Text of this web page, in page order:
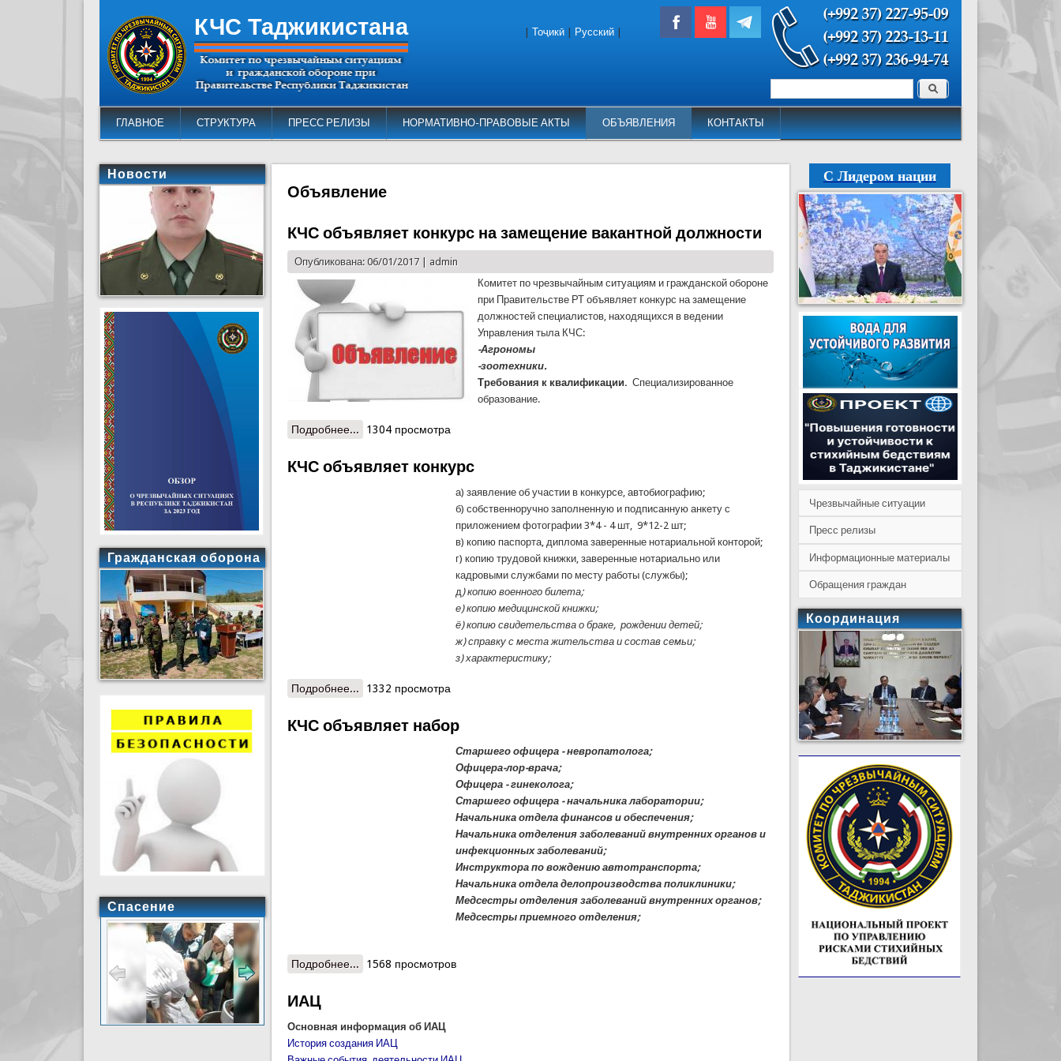
КЧС Таджикистана
ГЛАВНОЕ СТРУКТУРА ПРЕСС РЕЛИЗЫ НОРМАТИВНО-ПРАВОВЫЕ АКТЫ ОБЪЯВЛЕНИЯ КОНТАКТЫ
Форма поиска Поиск
Тоҷикӣ Русский
Объявление
КЧС объявляет конкурс на замещение вакантной должности
Опубликована: 06/01/2017 | admin
Комитет по чрезвычайным ситуациям и гражданской обороне
при Правительстве РТ объявляет конкурс на замещение
должностей специалистов, находящихся в ведении
Управления тыла КЧС:
-Агрономы
-зоотехники.
Требования к квалификации. Специализированное
образование.
Подробнее... о КЧС объявляет конкурс на замещение вакантной должности
1304 просмотра
КЧС объявляет конкурс
а) заявление об участии в конкурсе, автобиографию;
б) собственноручно заполненную и подписанную анкету с
приложением фотографии 3*4 - 4 шт, 9*12-2 шт;
в) копию паспорта, диплома заверенные нотариальной конторой;
г) копию трудовой книжки, заверенные нотариально или
кадровыми службами по месту работы (службы);
д)копию военного билета;
е)копию медицинской книжки;
ё) копию свидетельства о браке, рождении детей;
ж) справку с места жительства и состав семьи;
з) характеристику;
Подробнее... о КЧС объявляет конкурс
1332 просмотра
КЧС объявляет набор
Старшего офицера - невропатолога;
Офицера-лор-врача;
Офицера - гинеколога;
Старшего офицера - начальника лаборатории;
Начальника отдела финансов и обеспечения;
Начальника отделения заболеваний внутренних органов и
инфекционных заболеваний;
Инструктора по вождению автотранспорта;
Начальника отдела делопроизводства поликлиники;
Медсестры отделения заболеваний внутренних органов;
Медсестры приемного отделения;
Подробнее... о КЧС объявляет набор
1568 просмотров
ИАЦ
Основная информация об ИАЦ
История создания ИАЦ
Новости
Гражданская оборона
Спасение
С Лидером нации
Чрезвычайные ситуации
Пресс релизы
Информационные материалы
Обращения граждан
Координация